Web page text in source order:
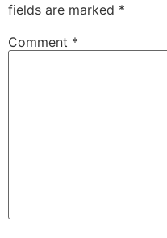
fields are marked *
Comment *